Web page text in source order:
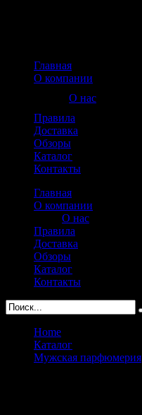
Главная
О компании
О нас
Правила
Доставка
Обзоры
Каталог
Контакты
Главная
О компании
О нас
Правила
Доставка
Обзоры
Каталог
Контакты
Home
Каталог
Мужская парфюмерия